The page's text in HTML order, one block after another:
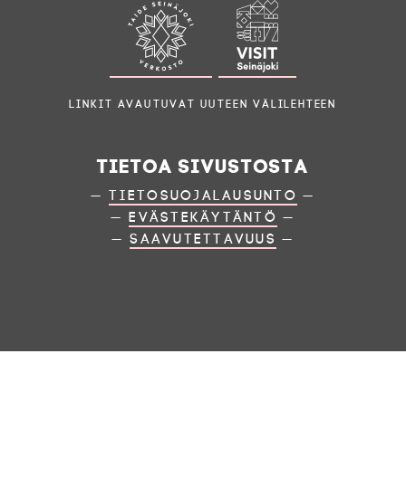
Linkit avautuvat uuteen välilehteen
Tietoa sivustosta
—Tietosuojalausunto —
—Evästekäytäntö —
—Saavutettavuus —